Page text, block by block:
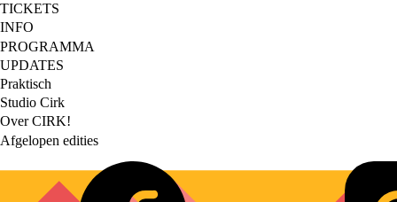
Footer
main
TICKETS
INFO
PROGRAMMA
UPDATES
Footer
secondary
Praktisch
Studio Cirk
Over CIRK!
Afgelopen edities
Social